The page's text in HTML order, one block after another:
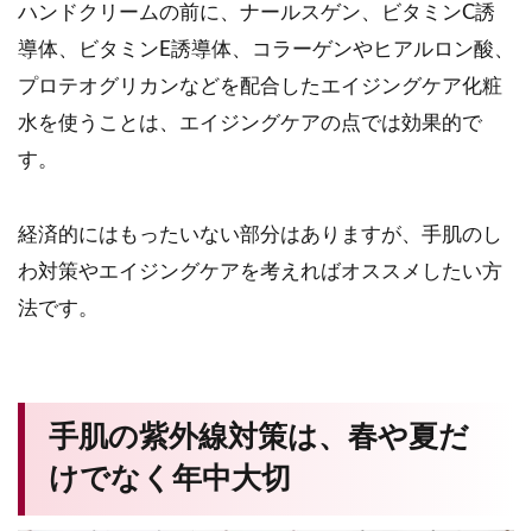
ハンドクリームの前に、ナールスゲン、ビタミンC誘
導体、ビタミンE誘導体、コラーゲンやヒアルロン酸、
プロテオグリカンなどを配合したエイジングケア化粧
水を使うことは、エイジングケアの点では効果的で
す。
経済的にはもったいない部分はありますが、手肌のし
わ対策やエイジングケアを考えればオススメしたい方
法です。
手肌の紫外線対策は、春や夏だ
けでなく年中大切